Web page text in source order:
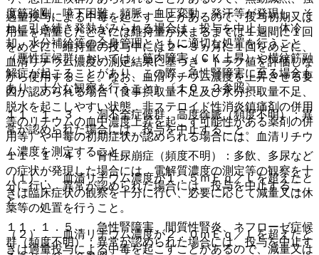
度筋強剛、嚥下困難、頻脈、血圧変動、発汗等が発現し、そ
れに引き続き発熱がみられる場合は、投与を中止し、体冷
却、水分補給等の全身管理とともに適切な処置を行うこと
（悪性症候群においては、筋肉障害（ＣＫ上昇）や横紋筋融
解症が起こることがあり、この際、急性腎障害に至る場合も
あり、十分な観察を行うこと）〔１０．２参照〕。
１１．１．３． 洞不全症候群、高度徐脈（頻度不明）：異
常が認められた場合には、投与を中止すること。
１１．１．４． 腎性尿崩症（頻度不明）：多飲、多尿など
の症状が発現した場合には、電解質濃度の測定等の観察を十
分に行い、異常が認められた場合には、投与を中止するこ
と。
１１．１．５． 急性腎障害、間質性腎炎、ネフローゼ症候
群（頻度不明）：異常が認められた場合には、投与を中止す
過量投与による中毒を起こすことがあるので、投与初期又は
用量を増量したときには維持量が決まるまでは１週間に１回
をめどに、維持量の投与中には２〜３ヵ月に１回をめどに、
血清リチウム濃度の測定結果に基づき＊トラフ値を評価しな
がら使用すること。なお、血清リチウム濃度を上昇させる要
因が認められる場合（食事摂取量不足及び水分摂取量不足、
脱水を起こしやすい状態、非ステロイド性消炎鎮痛剤の併用
等のリチウムの血中濃度上昇を起こす可能性がある薬剤の併
用等）や中毒の初期症状が認められる場合には、血清リチウ
ム濃度を測定すること。
（１）． 血清リチウム濃度が１．５ｍＥｑ／Ｌを超えたと
きは臨床症状の観察を十分に行い、必要に応じて減量又は休
薬等の処置を行うこと。
（２）． 血清リチウム濃度が２．０ｍＥｑ／Ｌを超えたと
きは過量投与による中毒を起こすことがあるので、減量又は